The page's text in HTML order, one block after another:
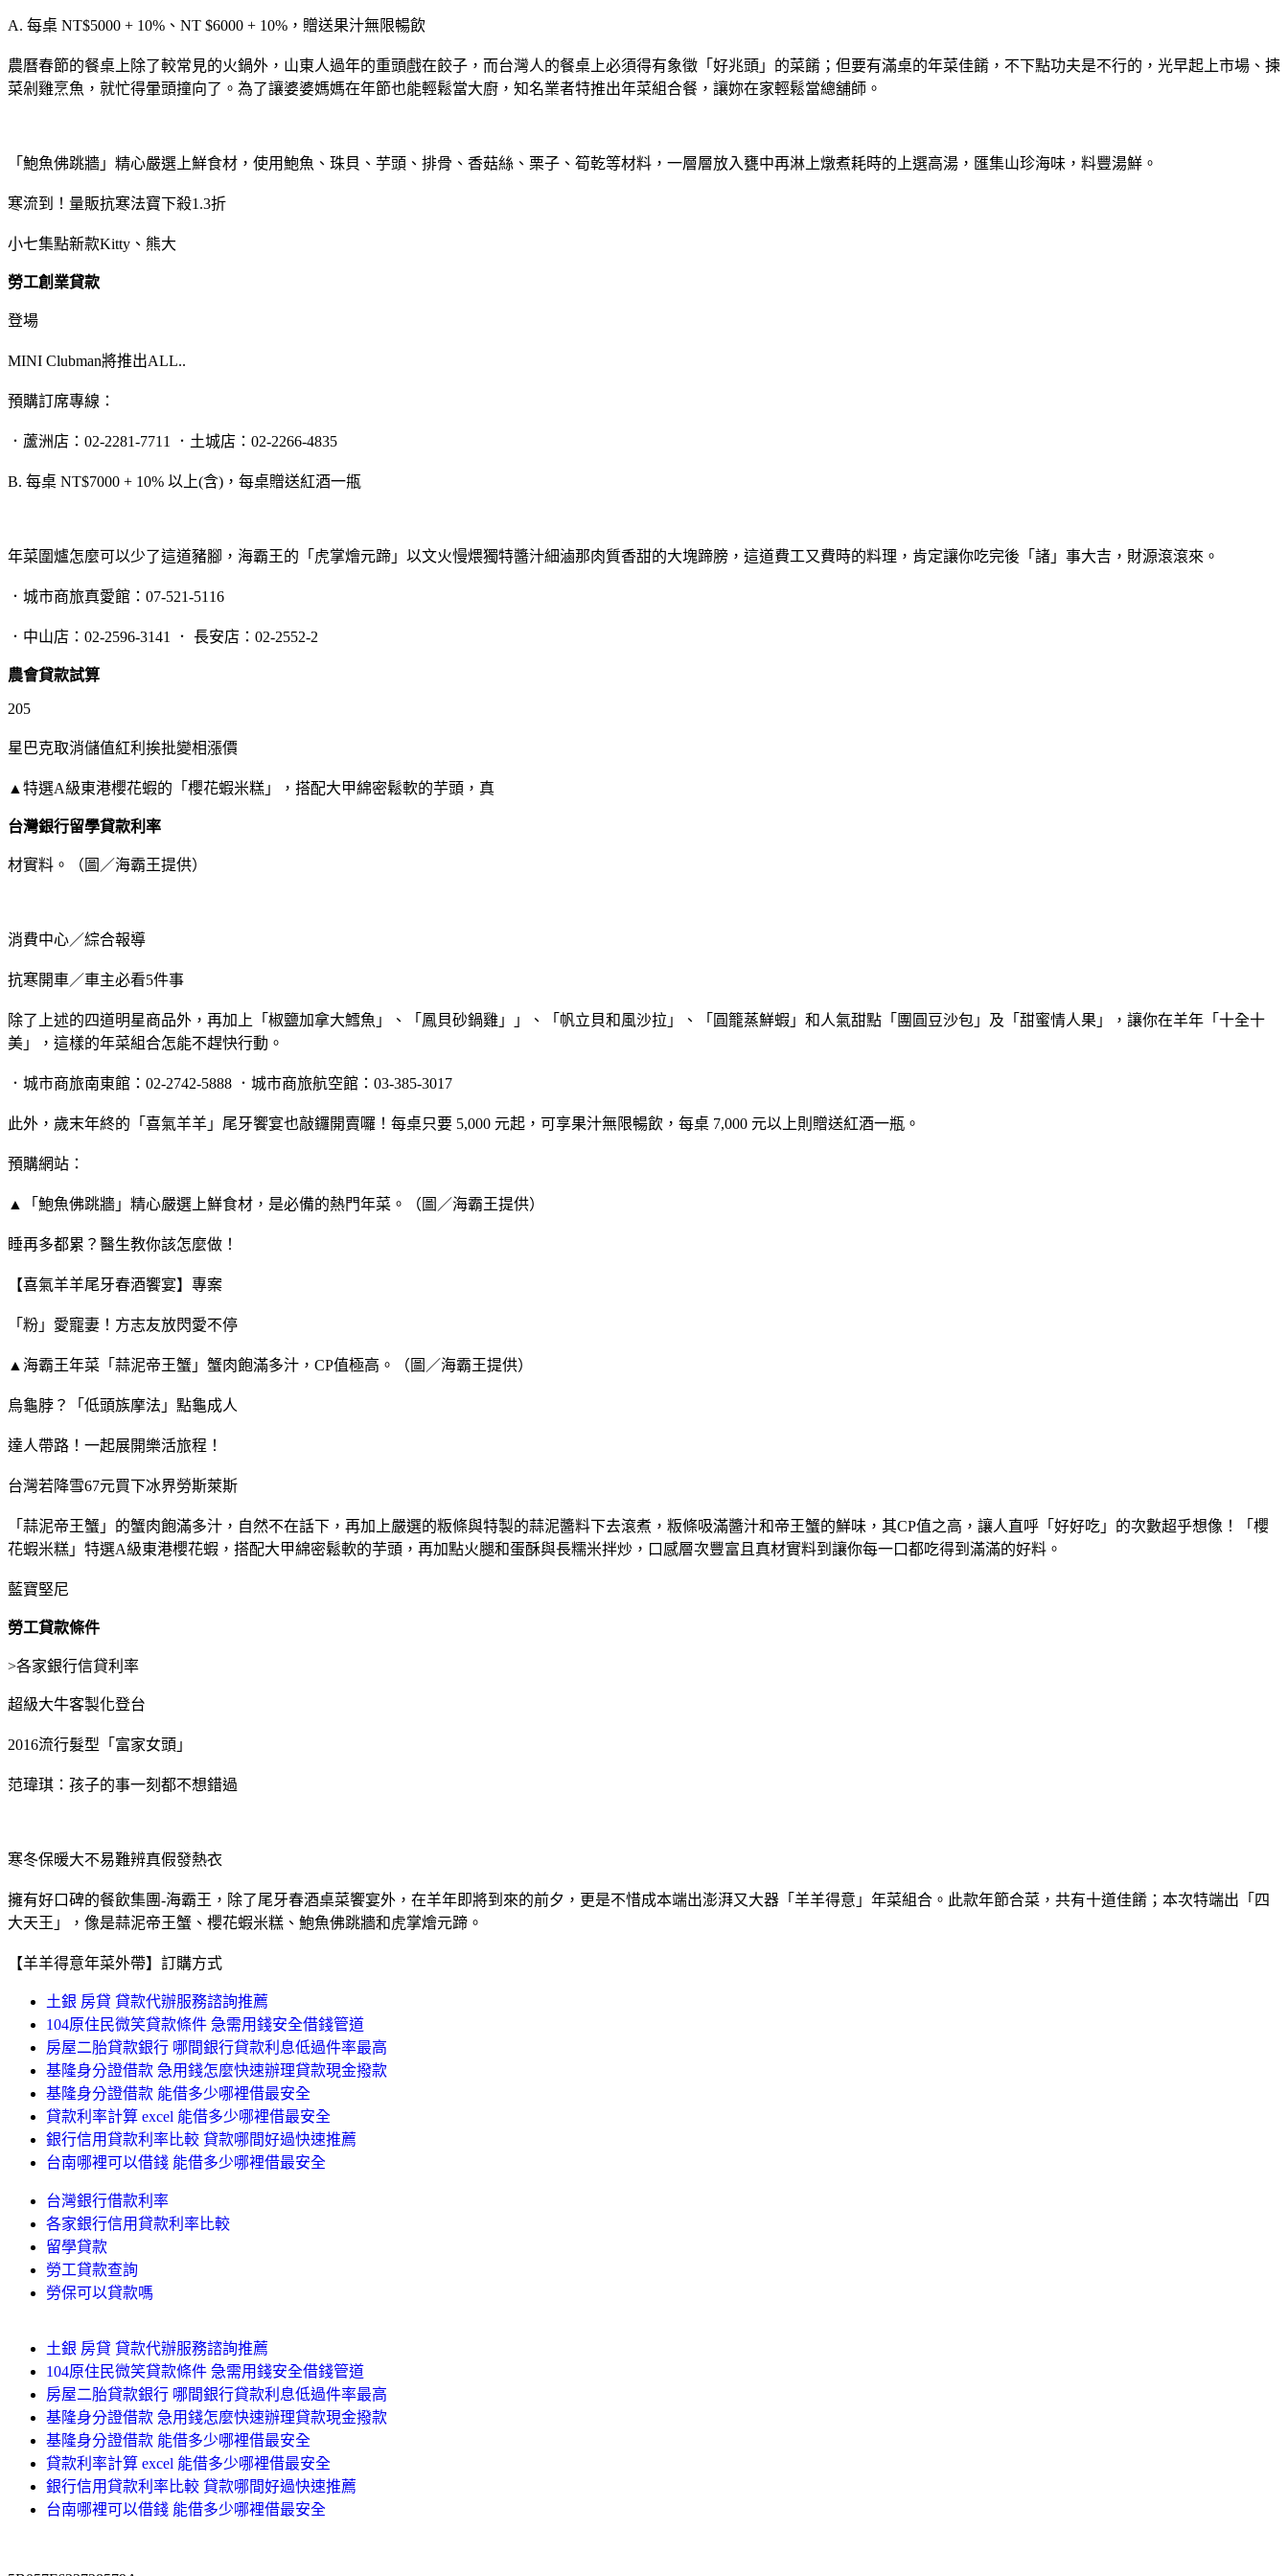
A. 每桌 NT$5000 + 10%、NT $6000 + 10%，贈送果汁無限暢飲
農曆春節的餐桌上除了較常見的火鍋外，山東人過年的重頭戲在餃子，而台灣人的餐桌上必須得有象徵「好兆頭」的菜餚；但要有滿桌的年菜佳餚，不下點功夫是不行的，光早起上市場、揀
菜剁雞烹魚，就忙得暈頭撞向了。為了讓婆婆媽媽在年節也能輕鬆當大廚，知名業者特推出年菜組合餐，讓妳在家輕鬆當總舖師。
「鮑魚佛跳牆」精心嚴選上鮮食材，使用鮑魚、珠貝、芋頭、排骨、香菇絲、栗子、筍乾等材料，一層層放入甕中再淋上燉煮耗時的上選高湯，匯集山珍海味，料豐湯鮮。
寒流到！量販抗寒法寶下殺1.3折
小七集點新款Kitty、熊大
勞工創業貸款
登場
MINI Clubman將推出ALL..
預購訂席專線：
．蘆洲店：02-2281-7711 ．土城店：02-2266-4835
B. 每桌 NT$7000 + 10% 以上(含)，每桌贈送紅酒一甁
年菜圍爐怎麼可以少了這道豬腳，海霸王的「虎掌燴元蹄」以文火慢煨獨特醬汁細滷那肉質香甜的大塊蹄膀，這道費工又費時的料理，肯定讓你吃完後「諸」事大吉，財源滾滾來。
．城市商旅真愛館：07-521-5116
．中山店：02-2596-3141 ． 長安店：02-2552-2
農會貸款試算
205
星巴克取消儲值紅利挨批變相漲價
▲特選A級東港櫻花蝦的「櫻花蝦米糕」，搭配大甲綿密鬆軟的芋頭，真
台灣銀行留學貸款利率
材實料。（圖／海霸王提供）
消費中心／綜合報導
抗寒開車／車主必看5件事
除了上述的四道明星商品外，再加上「椒鹽加拿大鱈魚」、「鳳貝砂鍋雞」」、「帆立貝和風沙拉」、「圓籠蒸鮮蝦」和人氣甜點「團圓豆沙包」及「甜蜜情人果」，讓你在羊年「十全十
美」，這樣的年菜組合怎能不趕快行動。
．城市商旅南東館：02-2742-5888 ．城市商旅航空館：03-385-3017
此外，歲末年終的「喜氣羊羊」尾牙饗宴也敲鑼開賣囉！每桌只要 5,000 元起，可享果汁無限暢飲，每桌 7,000 元以上則贈送紅酒一瓶。
預購網站：
▲「鮑魚佛跳牆」精心嚴選上鮮食材，是必備的熱門年菜。（圖／海霸王提供）
睡再多都累？醫生教你該怎麼做！
【喜氣羊羊尾牙春酒饗宴】專案
「粉」愛寵妻！方志友放閃愛不停
▲海霸王年菜「蒜泥帝王蟹」蟹肉飽滿多汁，CP值極高。（圖／海霸王提供）
烏龜脖？「低頭族摩法」點龜成人
達人帶路！一起展開樂活旅程！
台灣若降雪67元買下冰界勞斯萊斯
「蒜泥帝王蟹」的蟹肉飽滿多汁，自然不在話下，再加上嚴選的粄條與特製的蒜泥醬料下去滾煮，粄條吸滿醬汁和帝王蟹的鮮味，其CP值之高，讓人直呼「好好吃」的次數超乎想像！「櫻
花蝦米糕」特選A級東港櫻花蝦，搭配大甲綿密鬆軟的芋頭，再加點火腿和蛋酥與長糯米拌炒，口感層次豐富且真材實料到讓你每一口都吃得到滿滿的好料。
藍寶堅尼
勞工貸款條件
>各家銀行信貸利率
超級大牛客製化登台
2016流行髮型「富家女頭」
范瑋琪：孩子的事一刻都不想錯過
寒冬保暖大不易難辨真假發熱衣
擁有好口碑的餐飲集團-海霸王，除了尾牙春酒桌菜饗宴外，在羊年即將到來的前夕，更是不惜成本端出澎湃又大器「羊羊得意」年菜組合。此款年節合菜，共有十道佳餚；本次特端出「四
大天王」，像是蒜泥帝王蟹、櫻花蝦米糕、鮑魚佛跳牆和虎掌燴元蹄。
【羊羊得意年菜外帶】訂購方式
土銀 房貸 貸款代辦服務諮詢推薦
104原住民微笑貸款條件 急需用錢安全借錢管道
房屋二胎貸款銀行 哪間銀行貸款利息低過件率最高
基隆身分證借款 急用錢怎麼快速辦理貸款現金撥款
基隆身分證借款 能借多少哪裡借最安全
貸款利率計算 excel 能借多少哪裡借最安全
銀行信用貸款利率比較 貸款哪間好過快速推薦
台南哪裡可以借錢 能借多少哪裡借最安全
台灣銀行借款利率
各家銀行信用貸款利率比較
留學貸款
勞工貸款查詢
勞保可以貸款嗎
土銀 房貸 貸款代辦服務諮詢推薦
104原住民微笑貸款條件 急需用錢安全借錢管道
房屋二胎貸款銀行 哪間銀行貸款利息低過件率最高
基隆身分證借款 急用錢怎麼快速辦理貸款現金撥款
基隆身分證借款 能借多少哪裡借最安全
貸款利率計算 excel 能借多少哪裡借最安全
銀行信用貸款利率比較 貸款哪間好過快速推薦
台南哪裡可以借錢 能借多少哪裡借最安全